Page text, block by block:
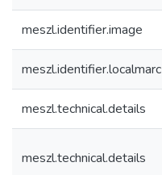
meszl.identifier.image
meszl.identifier.localmarc
meszl.technical.details
meszl.technical.details